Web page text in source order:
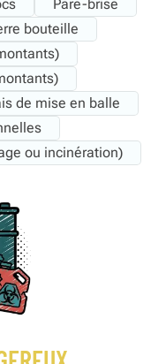
Pare-brise
bouteille
de mise en balle
ou incinération)